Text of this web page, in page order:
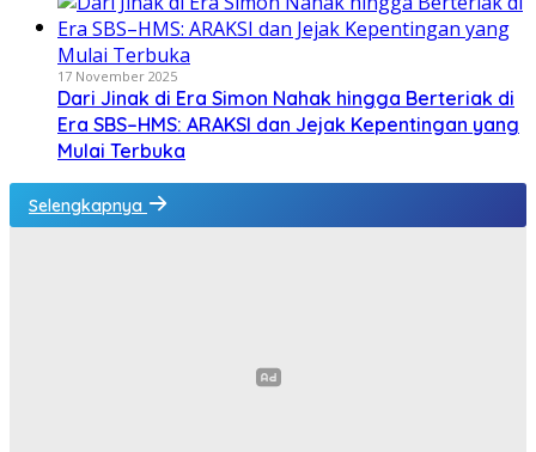
17 November 2025
Dari Jinak di Era Simon Nahak hingga Berteriak di
Era SBS–HMS: ARAKSI dan Jejak Kepentingan yang
Mulai Terbuka
Selengkapnya